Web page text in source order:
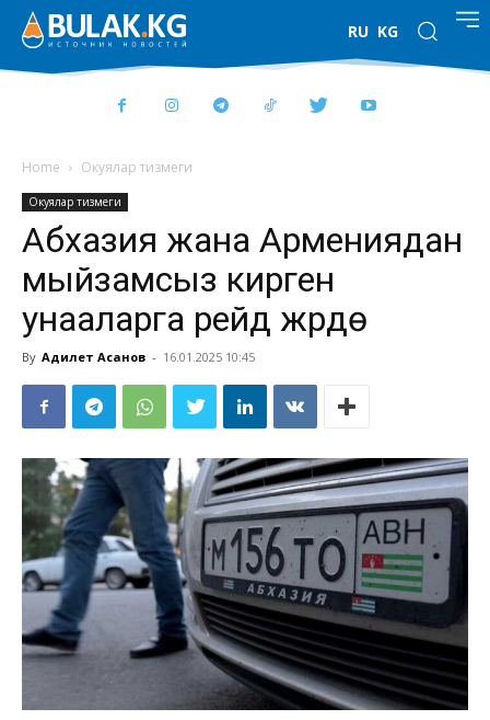
RU KG
Home Окуялар тизмеги
Окуялар тизмеги
Абхазия жана Армениядан
мыйзамсыз кирген
унааларга рейд жүрүүдө
By Адилет Асанов - 16.01.2025 10:45